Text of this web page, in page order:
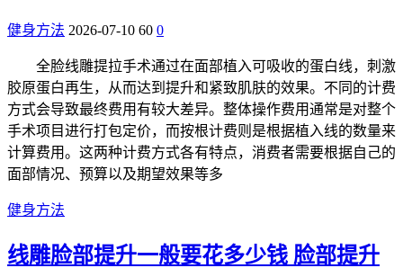
健身方法 2026-07-10 60 0
全脸线雕提拉手术通过在面部植入可吸收的蛋白线，刺激
胶原蛋白再生，从而达到提升和紧致肌肤的效果。不同的计费
方式会导致最终费用有较大差异。整体操作费用通常是对整个
手术项目进行打包定价，而按根计费则是根据植入线的数量来
计算费用。这两种计费方式各有特点，消费者需要根据自己的
面部情况、预算以及期望效果等多
健身方法
线雕脸部提升一般要花多少钱 脸部提升